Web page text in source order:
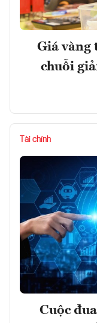
Giá vàng
chuỗi
Tài chính
Cuộc